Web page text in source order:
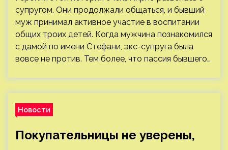
супругом. Они продолжали общаться, и бывший
муж принимал активное участие в воспитании
общих троих детей. Когда мужчина познакомился
с дамой по имени Стефани, экс-супруга была
вовсе не против. Тем более, что пассия бывшего…
Новости
Покупательницы не уверены,